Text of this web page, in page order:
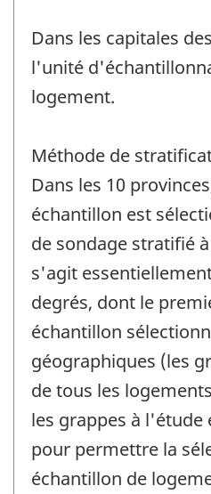
Dans les capitales
l'unité
logement.
Méthode de
Dans les 10
échantillon est
de sondage stratifié
s'agit
degrés, dont le
échantillon
géographiques (les
de tous les
les grappes à l'étude
pour permettre la
échantillon de